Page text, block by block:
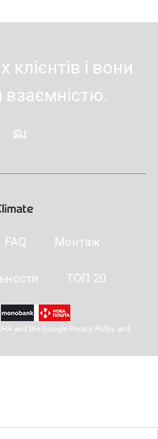
і вони
взаємністю.
FAQ Монтаж
ТОП 20
and the Google Privacy Policy and